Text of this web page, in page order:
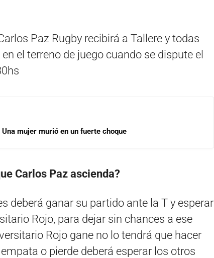
Paz Rugby recibirá a Tallere y todas
el terreno de juego cuando se dispute el
mujer murió en un fuerte choque
Carlos Paz ascienda?
deberá ganar su partido ante la T y esperar
Rojo, para dejar sin chances a ese
Rojo gane no lo tendrá que hacer
o pierde deberá esperar los otros